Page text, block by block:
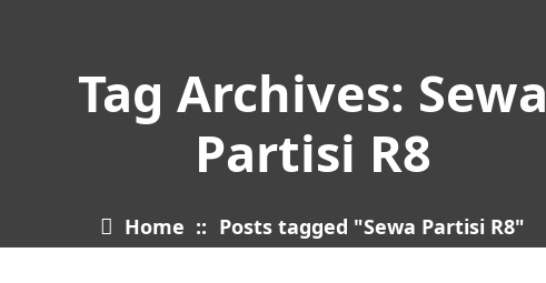
Tag Archives: Sewa
Partisi R8
Home :: Posts tagged "Sewa Partisi R8"